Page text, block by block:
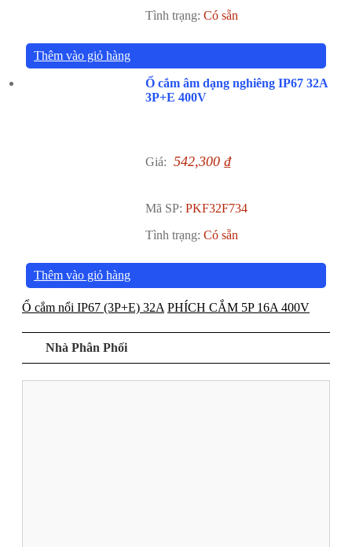
Tình trạng: Có sẵn
Thêm vào giỏ hàng
Ổ cắm âm dạng nghiêng IP67 32A
3P+E 400V
Giá: 542,300 ₫
Mã SP: PKF32F734
Tình trạng: Có sẵn
Thêm vào giỏ hàng
Ổ cắm nổi IP67 (3P+E) 32A PHÍCH CẮM 5P 16A 400V
Nhà Phân Phối